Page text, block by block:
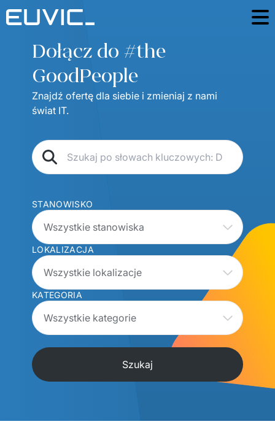
Oferty pracy
Wróć na euvic.pl
Euvic Camp
Dołącz do #the
GoodPeople
Znajdź ofertę dla siebie i zmieniaj z nami
świat IT.
STANOWISKO
Wszystkie stanowiska
LOKALIZACJA
Wszystkie lokalizacje
KATEGORIA
Wszystkie kategorie
Szukaj